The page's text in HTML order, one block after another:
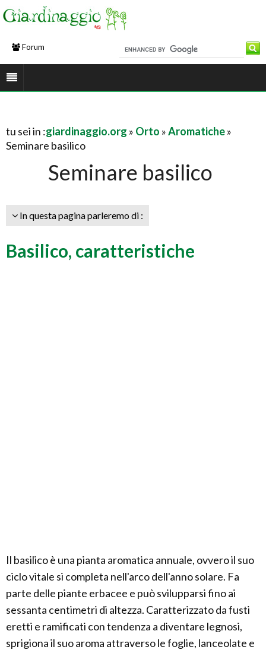
Forum
tu sei in :giardinaggio.org » Orto »Aromatiche»
Seminare basilico
Seminare basilico
In questa pagina parleremo di :
Basilico, caratteristiche
Il basilico è una pianta aromatica annuale, ovvero il suo
ciclo vitale si completa nell'arco dell'anno solare. Fa
parte delle piante erbacee e può svilupparsi fino ai
sessanta centimetri di altezza. Caratterizzato da fusti
eretti e ramificati con tendenza a diventare legnosi,
sprigiona il suo aroma attraverso le foglie, lanceolate e